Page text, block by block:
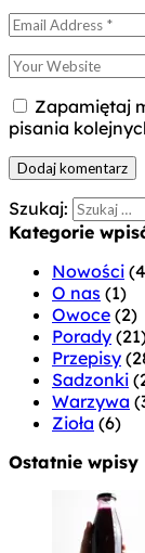
Zapamiętaj
pisania
Szukaj:
Kategorie
Nowości
O nas (1)
Owoce (2)
Porady
Przepisy
Sadzonki
Warzywa
Zioła (6)
Ostatnie wpisy